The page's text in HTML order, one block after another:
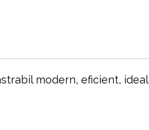
modern, eficient, ideal